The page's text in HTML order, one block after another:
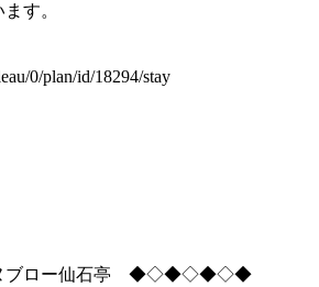
す。
0/plan/id/18294/stay
ロー仙石亭 ◆◇◆◇◆◇◆